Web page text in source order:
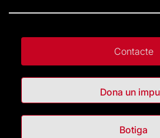
Contacte
Dona un
Botiga